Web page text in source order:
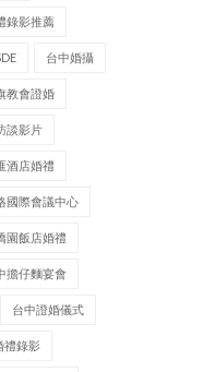
錄影推薦
台中婚攝
教會證婚
談影片
酒店婚禮
國際會議中心
園飯店婚禮
擔仔麵宴會
台中證婚儀式
禮錄影